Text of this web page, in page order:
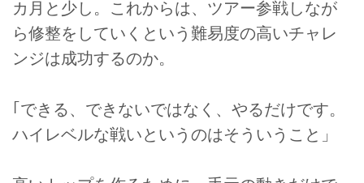
カ月と少し。これからは、ツアー参戦しなが
ら修整をしていくという難易度の高いチャレ
ンジは成功するのか。
｢できる、できないではなく、やるだけです。
ハイレベルな戦いというのはそういうこと」